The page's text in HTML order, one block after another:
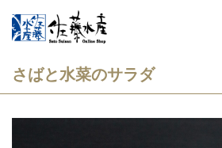
さばと水菜のサラダ